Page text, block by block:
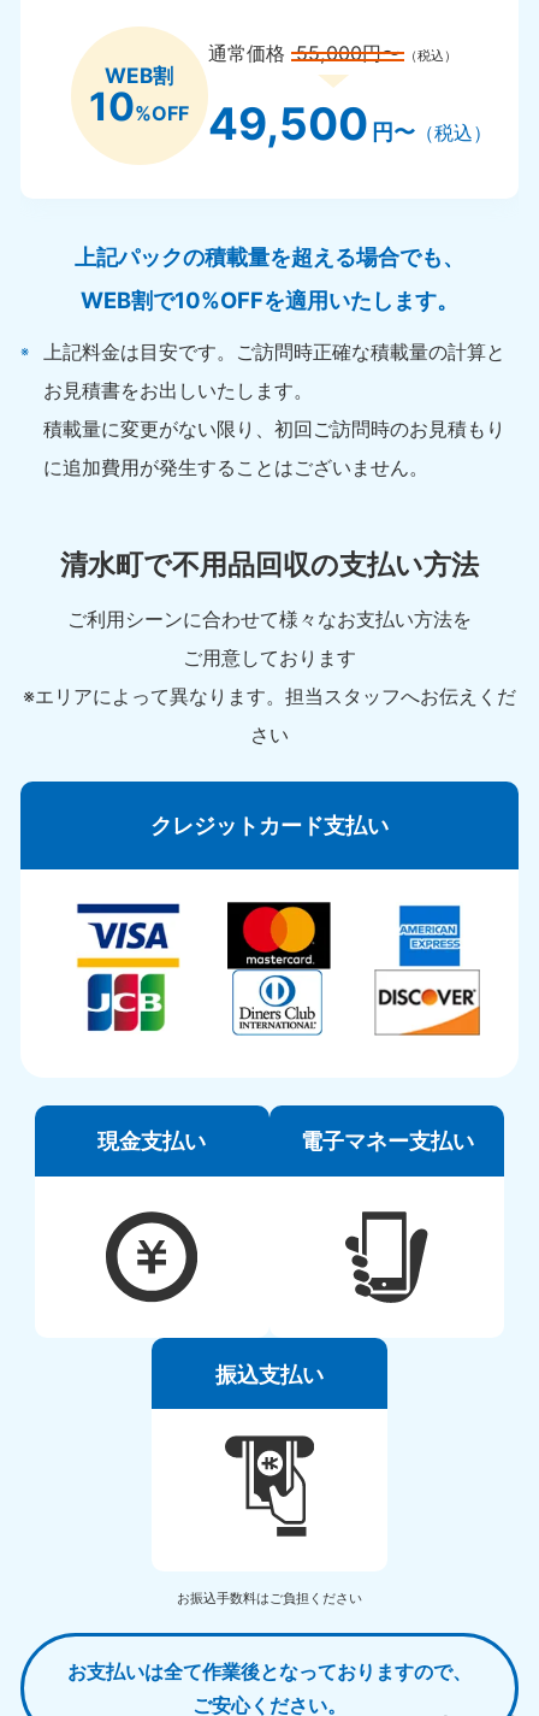
WEB割
10%OFF
通常価格55,000円〜 （税込）
49,500 円〜（税込）
上記パックの積載量を超える場合でも、
WEB割で10%OFFを適用いたします。
上記料金は目安です。ご訪問時正確な積載量の計算と
お見積書をお出しいたします。
積載量に変更がない限り、初回ご訪問時のお見積もり
に追加費用が発生することはございません。
清水町で不用品回収の支払い方法
ご利用シーンに合わせて様々なお支払い方法を
ご用意しております
※エリアによって異なります。担当スタッフへお伝えくだ
さい
クレジットカード支払い
現金支払い 電子マネー支払い
振込支払い
お振込手数料はご負担ください
お支払いは全て作業後となっておりますので、
ご安心ください。